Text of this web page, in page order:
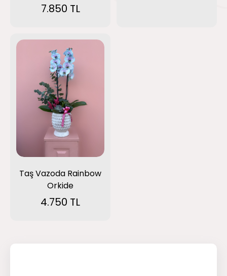
7.850 TL
Taş Vazoda Rainbow
Orkide
4.750 TL